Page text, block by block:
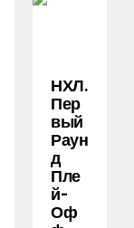
НХЛ.
Пер
Вый
Раун
Д
Пле
Й-
Оф